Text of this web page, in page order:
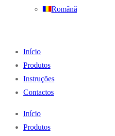
Română
Início
Produtos
Instruções
Contactos
Início
Produtos